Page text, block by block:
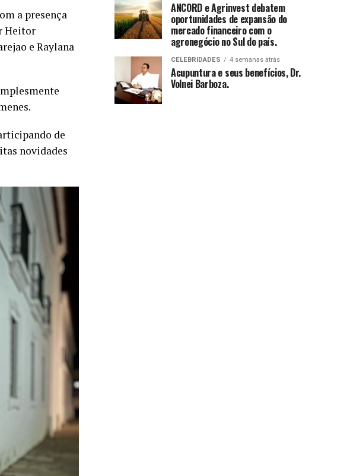
a presença
Heitor
e Raylana
de
novidades
ANCORD e Agrinvest debatem
oportunidades de expansão do
mercado financeiro com o
agronegócio no Sul do país.
CELEBRIDADES 4 semanas atrás
Acupuntura e seus benefícios, Dr.
Volnei Barboza.